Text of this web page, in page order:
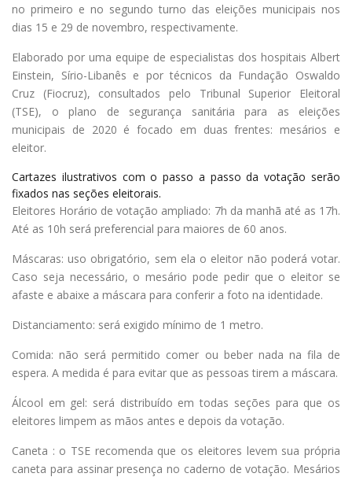
no primeiro e no segundo turno das eleições municipais nos
dias 15 e 29 de novembro, respectivamente.
Elaborado por uma equipe de especialistas dos hospitais Albert
Einstein, Sírio-Libanês e por técnicos da Fundação Oswaldo
Cruz (Fiocruz), consultados pelo Tribunal Superior Eleitoral
(TSE), o plano de segurança sanitária para as eleições
municipais de 2020 é focado em duas frentes: mesários e
eleitor.
Cartazes ilustrativos com o passo a passo da votação serão
fixados nas seções eleitorais.
Eleitores Horário de votação ampliado: 7h da manhã até as 17h.
Até as 10h será preferencial para maiores de 60 anos.
Máscaras: uso obrigatório, sem ela o eleitor não poderá votar.
Caso seja necessário, o mesário pode pedir que o eleitor se
afaste e abaixe a máscara para conferir a foto na identidade.
Distanciamento: será exigido mínimo de 1 metro.
Comida: não será permitido comer ou beber nada na fila de
espera. A medida é para evitar que as pessoas tirem a máscara.
Álcool em gel: será distribuído em todas seções para que os
eleitores limpem as mãos antes e depois da votação.
Caneta : o TSE recomenda que os eleitores levem sua própria
caneta para assinar presença no caderno de votação. Mesários